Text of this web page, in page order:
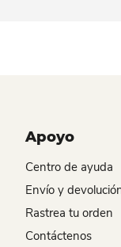
Apoyo
Centro de ayuda
Envío y
Rastrea tu orden
Contáctenos